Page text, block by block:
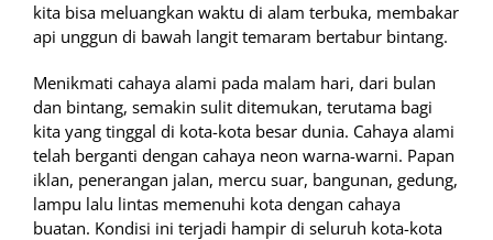
kita bisa meluangkan waktu di alam terbuka, membakar
api unggun di bawah langit temaram bertabur bintang.
Menikmati cahaya alami pada malam hari, dari bulan
dan bintang, semakin sulit ditemukan, terutama bagi
kita yang tinggal di kota-kota besar dunia. Cahaya alami
telah berganti dengan cahaya neon warna-warni. Papan
iklan, penerangan jalan, mercu suar, bangunan, gedung,
lampu lalu lintas memenuhi kota dengan cahaya
buatan. Kondisi ini terjadi hampir di seluruh kota-kota